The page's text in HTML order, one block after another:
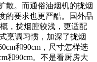
散。而通俗油烟机的拢烟
的要求也更严酷。国外品
，拢烟腔较浅，更适配
烹调习惯，加深了拢烟
和90cm，尺寸怎样选
和90cm。不是看厨房大